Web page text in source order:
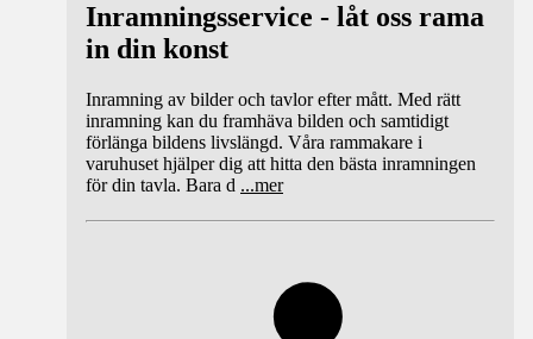
Inramningsservice - låt oss rama
in din konst
Inramning av bilder och tavlor efter mått. Med rätt
inramning kan du framhäva bilden och samtidigt
förlänga bildens livslängd. Våra rammakare i
varuhuset hjälper dig att hitta den bästa inramningen
för din tavla. Bara d ...mer